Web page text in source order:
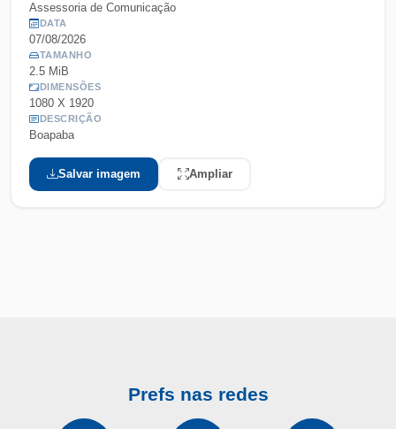
Assessoria de Comunicação
DATA
07/08/2026
TAMANHO
2.5 MiB
DIMENSÕES
1080 X 1920
DESCRIÇÃO
Boapaba
Salvar imagem Ampliar
Prefs nas redes